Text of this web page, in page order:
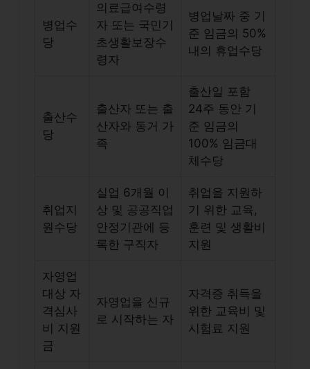
병업수
당
의료급여수령
자 또는 국민기
초생활보장수
령자
병업날짜 중 기
준 임금의 50%
내의 휴업수당
출산수
당
출산자 또는 출
산자와 동거 가
족
출산일 포함
24주 동안 기
준 임금의
100% 임금대
체수당
취업지
원수당
실업 6개월 이
상 및 공공직업
안정기관에 등
록한 구직자
취업을 지원하
기 위한 교육,
훈련 및 생활비
지원
자영업
대상 자
격심사
비 지원
금
자영업을 신규
로 시작하는 자
자격증 취득을
위한 교육비 및
시험료 지원